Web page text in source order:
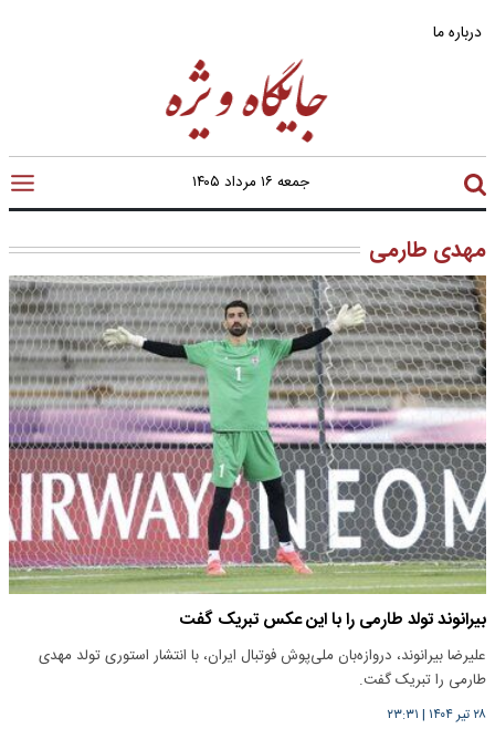
درباره ما
جمعه ۱۶ مرداد ۱۴۰۵
مهدی طارمی
بیرانوند تولد طارمی را با این عکس تبریک گفت
علیرضا بیرانوند، دروازه‌بان ملی‌پوش فوتبال ایران، با انتشار استوری تولد مهدی
طارمی را تبریک گفت.
۲۸ تیر ۱۴۰۴ | ۲۳:۳۱